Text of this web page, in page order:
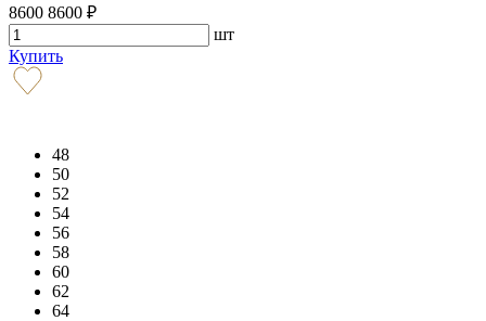
8600 8600 ₽
шт
Купить
48
50
52
54
56
58
60
62
64